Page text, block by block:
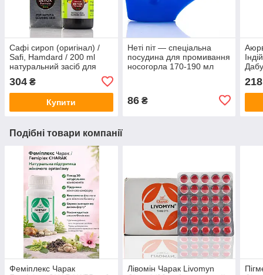
Сафі сироп (оригінал) /
Safi, Hamdard / 200 ml
натуральний засіб для
висипаннях
304 ₴
Купити
Неті піт — спеціальна
посудина для промивання
носогорла 170-190 мл
86₴
218
Подібні товари компанії
Феміплекс Чарак
Лівомін Чарак Livomyn